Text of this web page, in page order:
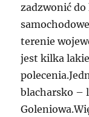
zadzwonić
terenie
jest kilka
blacharsko –